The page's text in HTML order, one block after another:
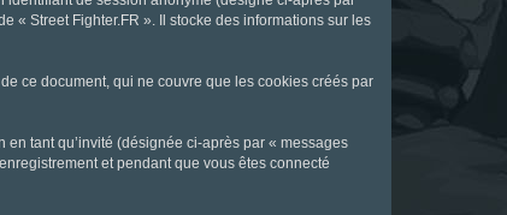
« Street Fighter.FR ». Il stocke des informations sur les
ce document, qui ne couvre que les cookies créés par
tant qu’invité (désignée ci-après par « messages
et pendant que vous êtes connecté